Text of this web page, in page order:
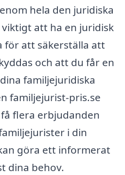
hela den juridiska
att ha en juridisk
för att säkerställa att
och att du får en
familjejuridiska
familjejurist-pris.se
flera erbjudanden
i din
göra ett informerat
dina behov.